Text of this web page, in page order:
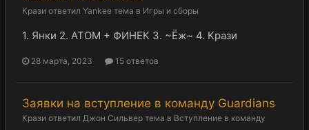
Крази ответил Yankee тема в Игры и сборы
1. Янки 2. АТОМ + ФИНЕК 3. ~Ёж~ 4. Крази
28 марта, 2023 15 ответов
Заявки на вступление в команду Guardians
Крази ответил Джон Сильвер тема в Вступление в команду